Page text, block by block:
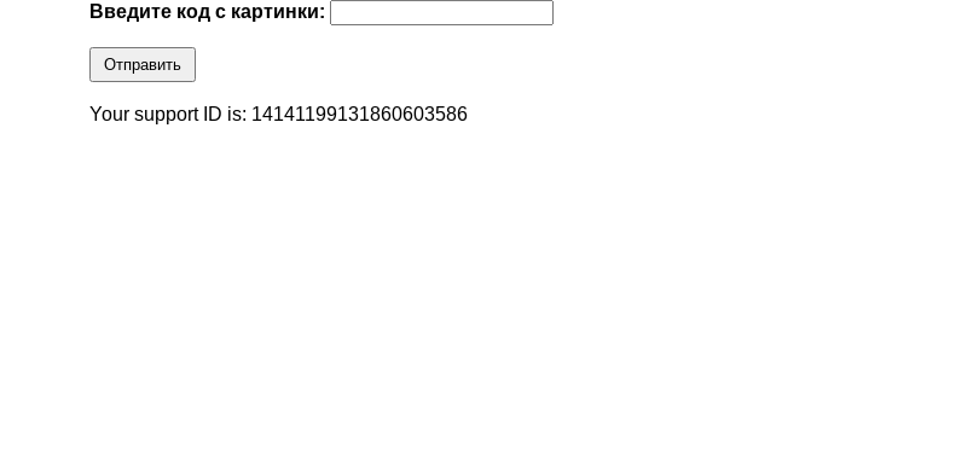
Введите код с картинки:
Отправить
Your support ID is: 14141199131860603586